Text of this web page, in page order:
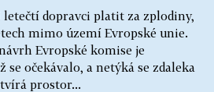
letečtí dopravci platit za zplodiny,
mimo území Evropské unie.
Evropské komise je
očekávalo, a netýká se zdaleka
prostor...